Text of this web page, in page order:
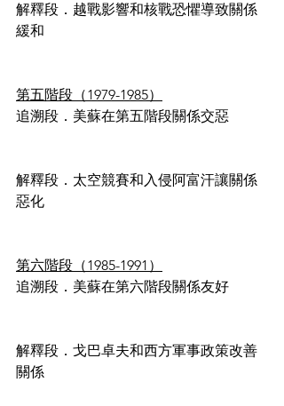
解釋段．越戰影響和核戰恐懼導致關係
緩和
第五階段（1979-1985）
追溯段．美蘇在第五階段關係交惡
解釋段．太空競賽和入侵阿富汗讓關係
惡化
第六階段（1985-1991）
追溯段．美蘇在第六階段關係友好
解釋段．戈巴卓夫和西方軍事政策改善
關係